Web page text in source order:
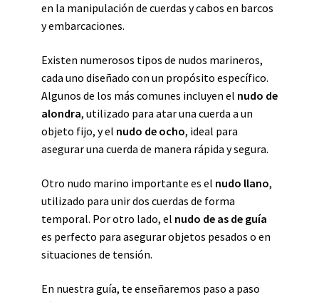
en la manipulación de cuerdas y cabos en barcos
y embarcaciones.
Existen numerosos tipos de nudos marineros,
cada uno diseñado con un propósito específico.
Algunos de los más comunes incluyen el nudo de
alondra, utilizado para atar una cuerda a un
objeto fijo, y el nudo de ocho, ideal para
asegurar una cuerda de manera rápida y segura.
Otro nudo marino importante es el nudo llano,
utilizado para unir dos cuerdas de forma
temporal. Por otro lado, el nudo de as de guía
es perfecto para asegurar objetos pesados o en
situaciones de tensión.
En nuestra guía, te enseñaremos paso a paso